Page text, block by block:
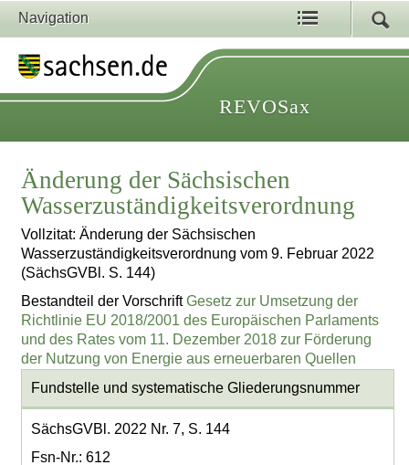
Navigation
REVOSax
Änderung der Sächsischen
Wasserzuständigkeitsverordnung
Vollzitat: Änderung der Sächsischen
Wasserzuständigkeitsverordnung vom 9. Februar 2022
(SächsGVBl. S. 144)
Bestandteil der VorschriftGesetz zur Umsetzung der
Richtlinie EU 2018/2001 des Europäischen Parlaments
und des Rates vom 11. Dezember 2018 zur Förderung
der Nutzung von Energie aus erneuerbaren Quellen
Fundstelle und systematische Gliederungsnummer
SächsGVBl. 2022 Nr. 7, S. 144
Fsn-Nr.: 612